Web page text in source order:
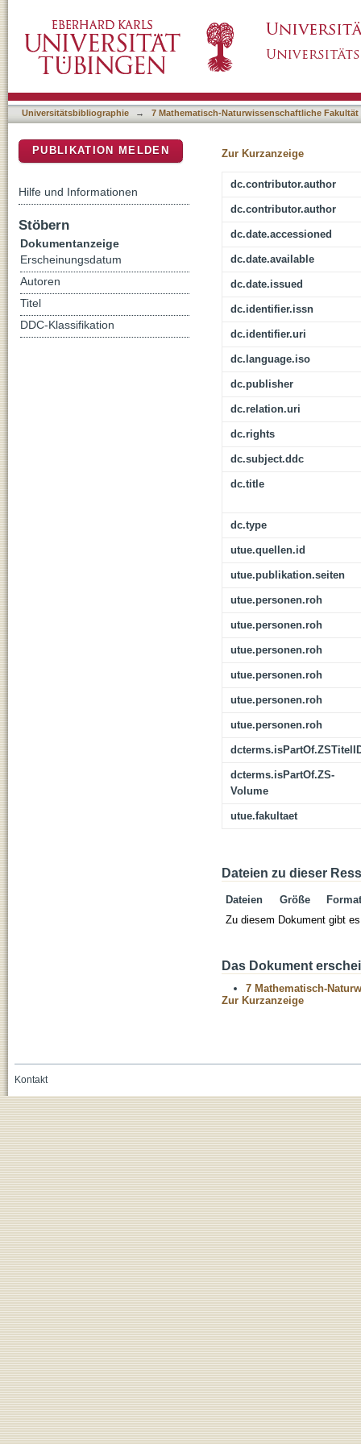
Universitätsbibliographie → 7 Mathematisch-Naturwissenschaftliche Fakultät
Zur Kurzanzeige
dc.contributor.author
dc.contributor.author
dc.date.accessioned
dc.date.available
dc.date.issued
dc.identifier.issn
dc.identifier.uri
dc.language.iso
dc.publisher
dc.relation.uri
dc.rights
dc.subject.ddc
dc.title
dc.type
utue.quellen.id
utue.publikation.seiten
utue.personen.roh
utue.personen.roh
utue.personen.roh
utue.personen.roh
utue.personen.roh
utue.personen.roh
dcterms.isPartOf.ZS-
Volume
utue.fakultaet
Dateien zu dieser
Dateien Größe
Format
Zu diesem Dokument gibt
Das Dokument
7 Mathematisch-
Zur Kurzanzeige
PUBLIKATION MELDEN
Hilfe und Informationen
Stöbern
Dokumentanzeige
Erscheinungsdatum
Autoren
Titel
DDC-Klassifikation
Kontakt